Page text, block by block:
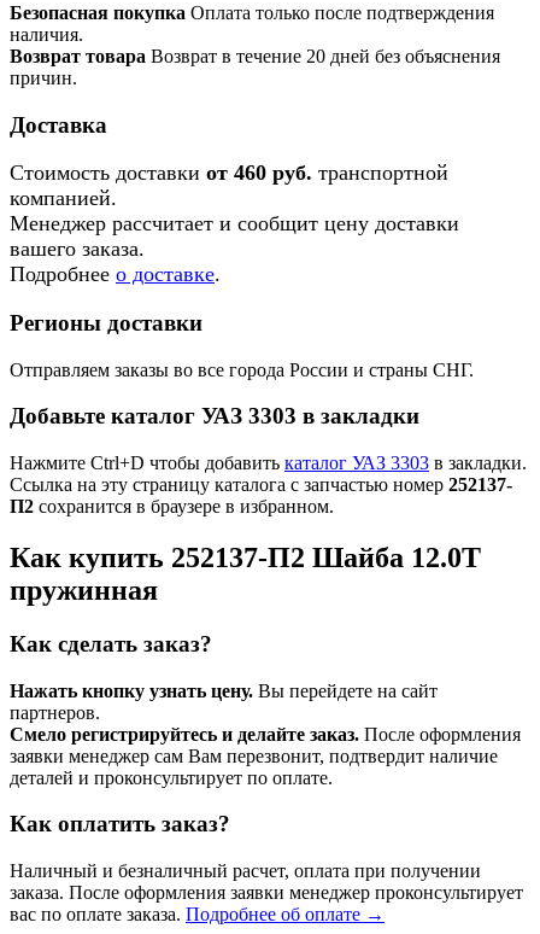
Безопасная покупка Оплата только после подтверждения
наличия.
Возврат товара Возврат в течение 20 дней без объяснения
причин.
Доставка
Стоимость доставки от 460 руб. транспортной
компанией.
Менеджер рассчитает и сообщит цену доставки
вашего заказа.
Подробнее о доставке.
Регионы доставки
Отправляем заказы во все города России и страны СНГ.
Добавьте каталог УАЗ 3303 в закладки
Нажмите Ctrl+D чтобы добавить каталог УАЗ 3303 в закладки.
Ссылка на эту страницу каталога с запчастью номер 252137-
П2 сохранится в браузере в избранном.
Как купить 252137-П2 Шайба 12.0Т
пружинная
Как сделать заказ?
Нажать кнопку узнать цену. Вы перейдете на сайт
партнеров.
Смело регистрируйтесь и делайте заказ. После оформления
заявки менеджер сам Вам перезвонит, подтвердит наличие
деталей и проконсультирует по оплате.
Как оплатить заказ?
Наличный и безналичный расчет, оплата при получении
заказа. После оформления заявки менеджер проконсультирует
вас по оплате заказа. Подробнее об оплате →